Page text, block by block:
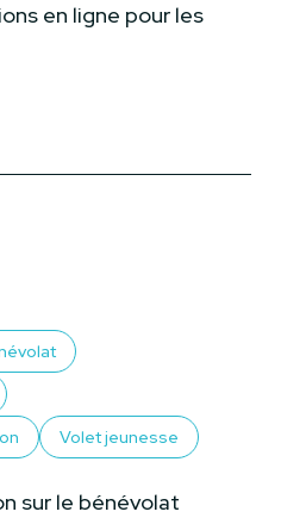
en ligne pour les
Volet jeunesse
sur le bénévolat